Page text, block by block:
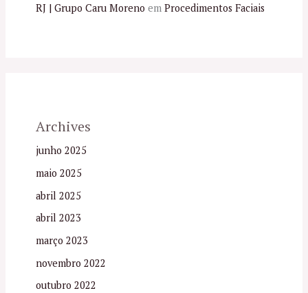
RJ | Grupo Caru Moreno em Procedimentos Faciais
Archives
junho 2025
maio 2025
abril 2025
abril 2023
março 2023
novembro 2022
outubro 2022